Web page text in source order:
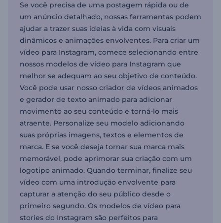
Se você precisa de uma postagem rápida ou de
um anúncio detalhado, nossas ferramentas podem
ajudar a trazer suas ideias à vida com visuais
dinâmicos e animações envolventes. Para criar um
vídeo para Instagram, comece selecionando entre
nossos modelos de vídeo para Instagram que
melhor se adequam ao seu objetivo de conteúdo.
Você pode usar nosso criador de vídeos animados
e gerador de texto animado para adicionar
movimento ao seu conteúdo e torná-lo mais
atraente. Personalize seu modelo adicionando
suas próprias imagens, textos e elementos de
marca. E se você deseja tornar sua marca mais
memorável, pode aprimorar sua criação com um
logotipo animado. Quando terminar, finalize seu
vídeo com uma introdução envolvente para
capturar a atenção do seu público desde o
primeiro segundo. Os modelos de vídeo para
stories do Instagram são perfeitos para